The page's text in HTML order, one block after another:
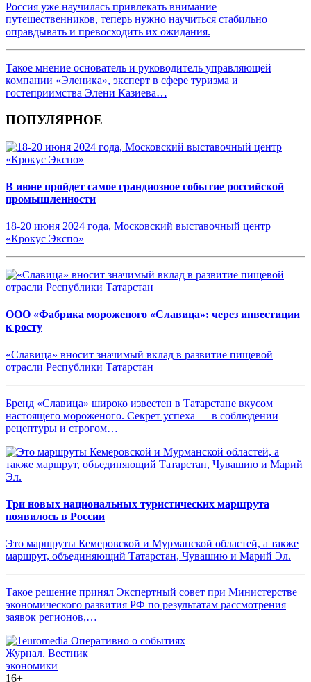
Россия уже научилась привлекать внимание
путешественников, теперь нужно научиться стабильно
оправдывать и превосходить их ожидания.
Такое мнение основатель и руководитель управляющей
компании «Эленика», эксперт в сфере туризма и
гостеприимства Элени Казиева…
ПОПУЛЯРНОЕ
В июне пройдет самое грандиозное событие российской
промышленности
18-20 июня 2024 года, Московский выставочный центр
«Крокус Экспо»
ООО «Фабрика мороженого «Славица»: через инвестиции
к росту
«Славица» вносит значимый вклад в развитие пищевой
отрасли Республики Татарстан
Бренд «Славица» широко известен в Татарстане вкусом
настоящего мороженого. Секрет успеха — в соблюдении
рецептуры и строгом…
Три новых национальных туристических маршрута
появилось в России
Это маршруты Кемеровской и Мурманской областей, а также
маршрут, объединяющий Татарстан, Чувашию и Марий Эл.
Такое решение принял Экспертный совет при Министерстве
экономического развития РФ по результатам рассмотрения
заявок регионов,…
Журнал. Вестник
экономики
16+